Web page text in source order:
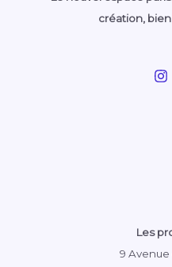
création,
Les
9